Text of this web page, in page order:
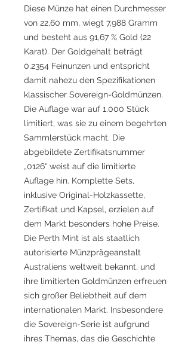
Diese Münze hat einen Durchmesser
von 22,60 mm, wiegt 7,988 Gramm
und besteht aus 91,67 % Gold (22
Karat). Der Goldgehalt beträgt
0,2354 Feinunzen und entspricht
damit nahezu den Spezifikationen
klassischer Sovereign-Goldmünzen.
Die Auflage war auf 1.000 Stück
limitiert, was sie zu einem begehrten
Sammlerstück macht. Die
abgebildete Zertifikatsnummer
„0126“ weist auf die limitierte
Auflage hin. Komplette Sets,
inklusive Original-Holzkassette,
Zertifikat und Kapsel, erzielen auf
dem Markt besonders hohe Preise.
Die Perth Mint ist als staatlich
autorisierte Münzprägeanstalt
Australiens weltweit bekannt, und
ihre limitierten Goldmünzen erfreuen
sich großer Beliebtheit auf dem
internationalen Markt. Insbesondere
die Sovereign-Serie ist aufgrund
ihres Themas, das die Geschichte